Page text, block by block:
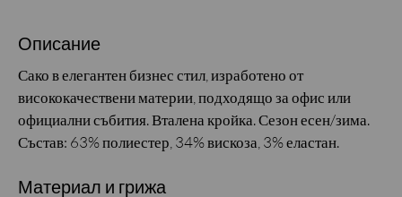
Описание
Сако в елегантен бизнес стил, изработено от
висококачествени материи, подходящо за офис или
официални събития. Вталена кройка. Сезон есен/зима.
Състав: 63% полиестер, 34% вискоза, 3% еластан.
Материал и грижа